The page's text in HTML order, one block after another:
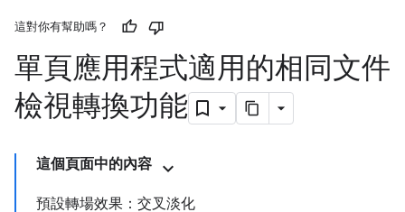
這對你有幫助嗎？
單頁應用程式適用的相同文件
檢視轉換功能
這個頁面中的內容
預設轉場效果：交叉淡化